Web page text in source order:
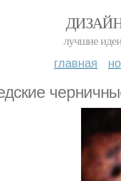
лучшие
главная